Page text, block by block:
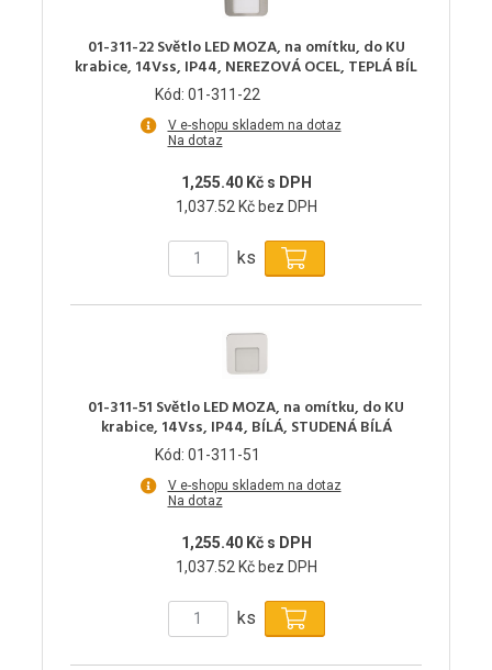
01-311-22 Světlo LED MOZA, na omítku, do KU
krabice, 14Vss, IP44, NEREZOVÁ OCEL, TEPLÁ BÍL
Kód: 01-311-22
V e-shopu skladem na dotaz
Na dotaz
1,255.40 Kč s DPH
1,037.52 Kč bez DPH
ks
01-311-51 Světlo LED MOZA, na omítku, do KU
krabice, 14Vss, IP44, BÍLÁ, STUDENÁ BÍLÁ
Kód: 01-311-51
V e-shopu skladem na dotaz
Na dotaz
1,255.40 Kč s DPH
1,037.52 Kč bez DPH
ks